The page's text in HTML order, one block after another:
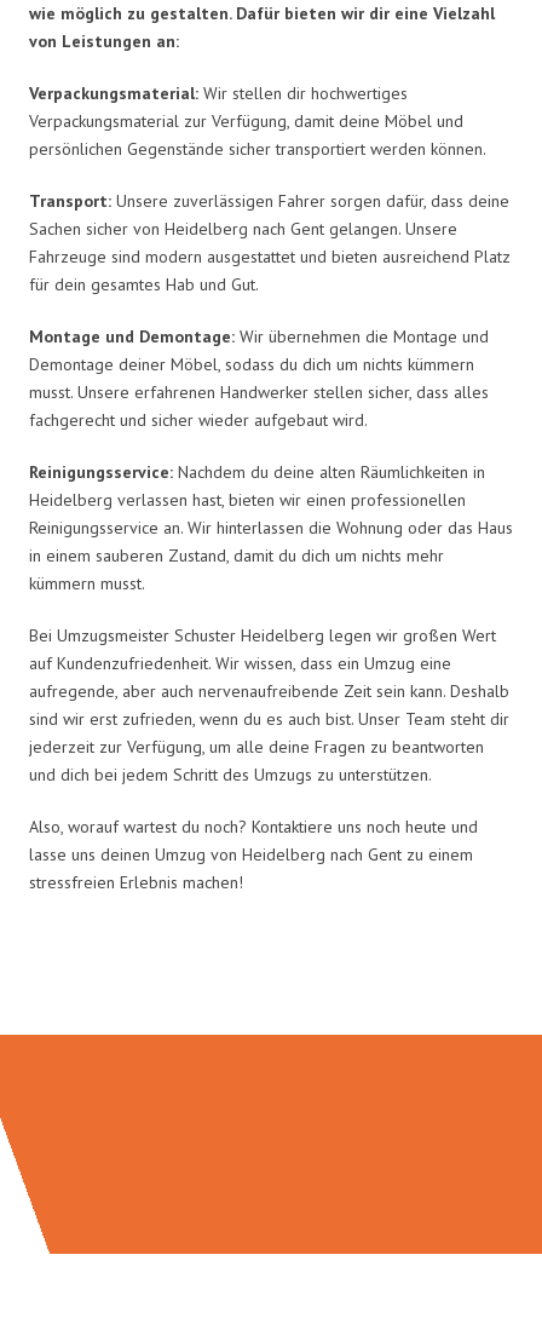
wie möglich zu gestalten. Dafür bieten wir dir eine Vielzahl
von Leistungen an:
Verpackungsmaterial: Wir stellen dir hochwertiges
Verpackungsmaterial zur Verfügung, damit deine Möbel und
persönlichen Gegenstände sicher transportiert werden können.
Transport: Unsere zuverlässigen Fahrer sorgen dafür, dass deine
Sachen sicher von Heidelberg nach Gent gelangen. Unsere
Fahrzeuge sind modern ausgestattet und bieten ausreichend Platz
für dein gesamtes Hab und Gut.
Montage und Demontage: Wir übernehmen die Montage und
Demontage deiner Möbel, sodass du dich um nichts kümmern
musst. Unsere erfahrenen Handwerker stellen sicher, dass alles
fachgerecht und sicher wieder aufgebaut wird.
Reinigungsservice: Nachdem du deine alten Räumlichkeiten in
Heidelberg verlassen hast, bieten wir einen professionellen
Reinigungsservice an. Wir hinterlassen die Wohnung oder das Haus
in einem sauberen Zustand, damit du dich um nichts mehr
kümmern musst.
Bei Umzugsmeister Schuster Heidelberg legen wir großen Wert
auf Kundenzufriedenheit. Wir wissen, dass ein Umzug eine
aufregende, aber auch nervenaufreibende Zeit sein kann. Deshalb
sind wir erst zufrieden, wenn du es auch bist. Unser Team steht dir
jederzeit zur Verfügung, um alle deine Fragen zu beantworten
und dich bei jedem Schritt des Umzugs zu unterstützen.
Also, worauf wartest du noch? Kontaktiere uns noch heute und
lasse uns deinen Umzug von Heidelberg nach Gent zu einem
stressfreien Erlebnis machen!